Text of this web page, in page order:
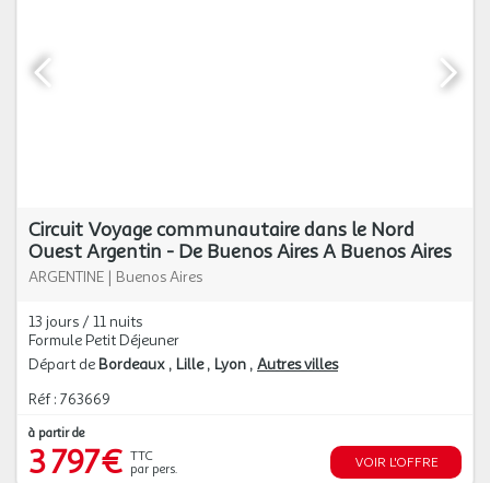
Circuit Voyage communautaire dans le Nord
Ouest Argentin - De Buenos Aires A Buenos Aires
ARGENTINE | Buenos Aires
13 jours / 11 nuits
Formule Petit Déjeuner
Départ de Bordeaux Lille Lyon Autres villes
Réf : 763669
à partir de
3 797€ TTC
par pers.
VOIR L'OFFRE